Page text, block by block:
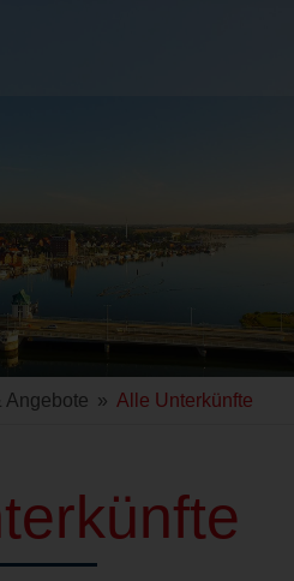
Angebote » Alle Unterkünfte